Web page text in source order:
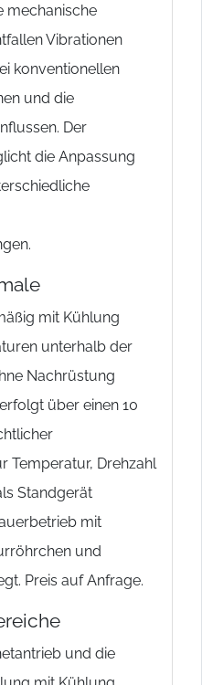
mechanische
Vibrationen
konventionellen
und die
Der
die Anpassung
mit Kühlung
unterhalb der
Nachrüstung
über einen 10
Temperatur, Drehzahl
Standgerät
mit
und
Preis auf Anfrage.
und die